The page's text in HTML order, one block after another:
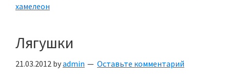
хамелеон
Лягушки
21.03.2012 byadmin Оставьте комментарий